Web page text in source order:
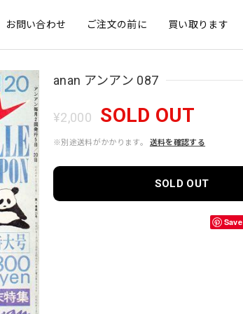
お問い合わせ ご注文の前に 買い取ります
anan アンアン 087
¥2,000 SOLD OUT
※別途送料がかかります。 送料を確認する
SOLD OUT
Save